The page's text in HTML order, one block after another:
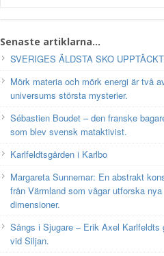
Senaste artiklarna…
SVERIGES ÄLDSTA SKO
Mörk materia och mörk energi är två
universums största mysterier.
Sébastien Boudet – den franske
som blev svensk mataktivist.
Karlfeldtsgården i Karlbo
Margareta Sunnemar: En abstrakt
från Värmland som vågar utforska nya
dimensioner.
Sångs i Sjugare – Erik Axel Karlfeldts
vid Siljan.